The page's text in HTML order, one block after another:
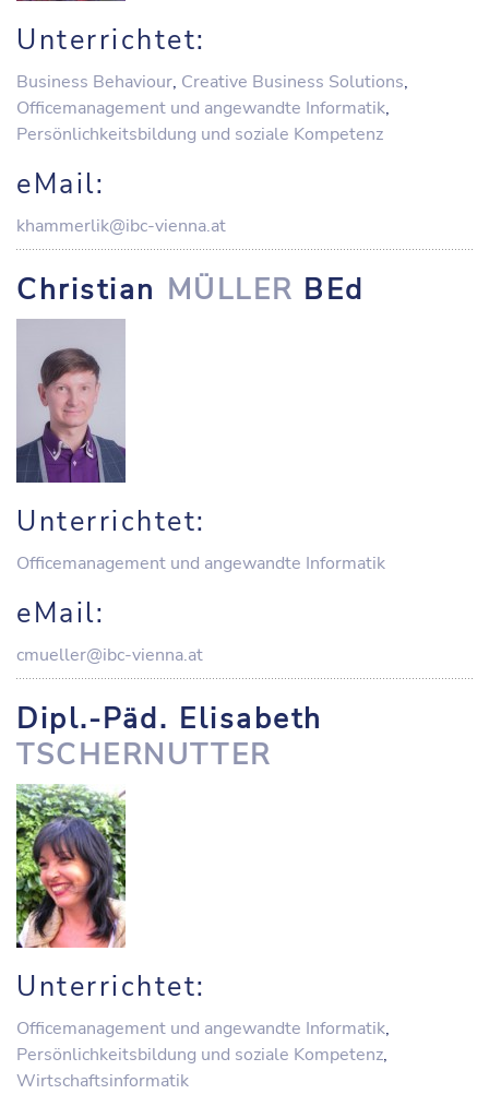
Unterrichtet:
Business Behaviour, Creative Business Solutions,
Officemanagement und angewandte Informatik,
Persönlichkeitsbildung und soziale Kompetenz
eMail:
khammerlik@ibc-vienna.at
Christian MÜLLER BEd
Unterrichtet:
Officemanagement und angewandte Informatik
eMail:
cmueller@ibc-vienna.at
Dipl.-Päd. Elisabeth
TSCHERNUTTER
Unterrichtet:
Officemanagement und angewandte Informatik,
Persönlichkeitsbildung und soziale Kompetenz,
Wirtschaftsinformatik